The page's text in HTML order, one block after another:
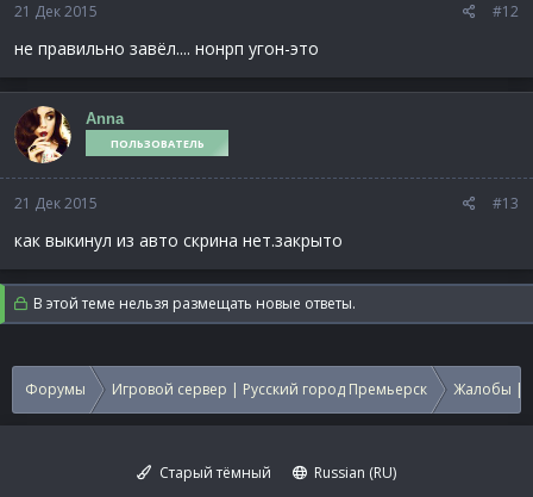
21 Дек 2015 #12
не правильно завёл.... нонрп угон-это
Anna
ПОЛЬЗОВАТЕЛЬ
21 Дек 2015 #13
как выкинул из авто скрина нет.закрыто
В этой теме нельзя размещать новые ответы.
Форумы Игровой сервер | Русский город Премьерск Жалобы |
Старый тёмный Russian (RU)